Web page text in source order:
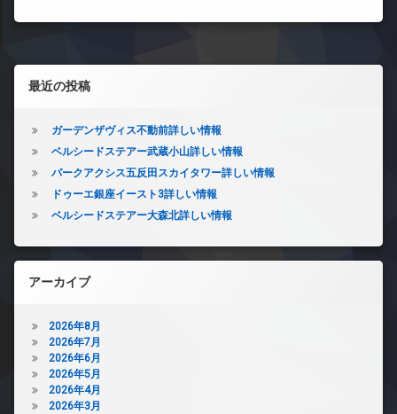
左サイドバー
最近の投稿
ガーデンザヴィス不動前詳しい情報
ベルシードステアー武蔵小山詳しい情報
パークアクシス五反田スカイタワー詳しい情報
ドゥーエ銀座イースト3詳しい情報
ベルシードステアー大森北詳しい情報
アーカイブ
2026年8月
2026年7月
2026年6月
2026年5月
2026年4月
2026年3月